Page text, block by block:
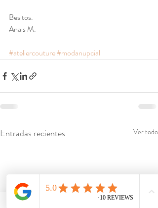
Besitos.
Anais M.
#ateliercouture#modanupcial
Entradas recientes Ver todo